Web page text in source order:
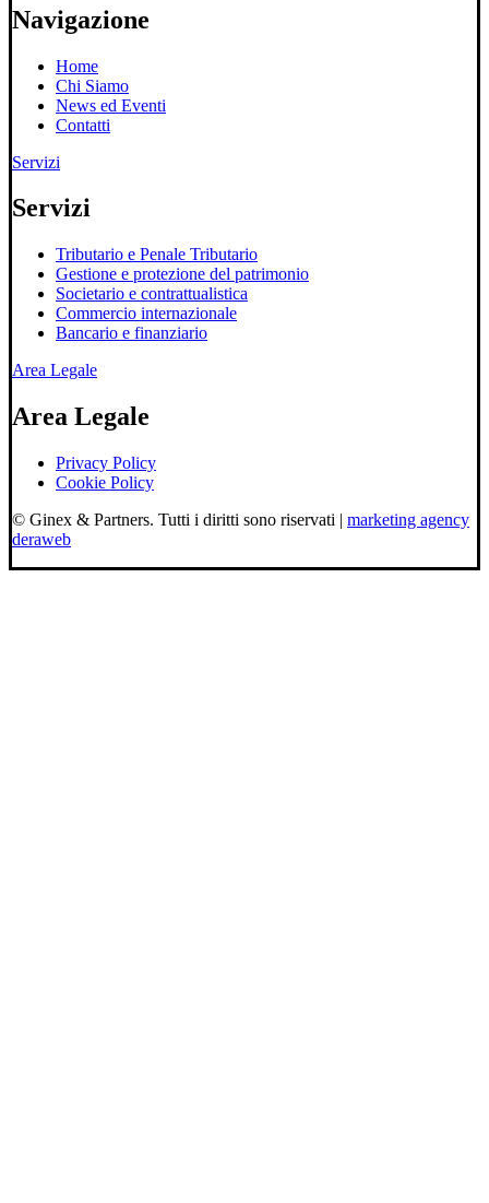
Navigazione
Home
Chi Siamo
News ed Eventi
Contatti
Servizi
Servizi
Tributario e Penale Tributario
Gestione e protezione del patrimonio
Societario e contrattualistica
Commercio internazionale
Bancario e finanziario
Area Legale
Area Legale
Privacy Policy
Cookie Policy
© Ginex & Partners. Tutti i diritti sono riservati | marketing agency
deraweb